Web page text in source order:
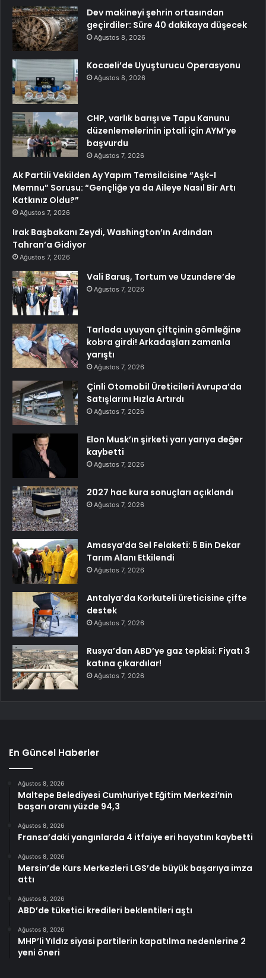
Dev makineyi şehrin ortasından
geçirdiler: Süre 40 dakikaya düşecek
Ağustos 8, 2026
Kocaeli’de Uyuşturucu Operasyonu
Ağustos 8, 2026
CHP, varlık barışı ve Tapu Kanunu
düzenlemelerinin iptali için AYM’ye
başvurdu
Ağustos 7, 2026
Ak Partili Vekilden Ay Yapım Temsilcisine “Aşk-I
Memnu” Sorusu: “Gençliğe ya da Aileye Nasıl Bir Artı
Katkınız Oldu?”
Ağustos 7, 2026
Irak Başbakanı Zeydi, Washington’ın Ardından
Tahran’a Gidiyor
Ağustos 7, 2026
Vali Baruş, Tortum ve Uzundere’de
Ağustos 7, 2026
Tarlada uyuyan çiftçinin gömleğine
kobra girdi! Arkadaşları zamanla
yarıştı
Ağustos 7, 2026
Çinli Otomobil Üreticileri Avrupa’da
Satışlarını Hızla Artırdı
Ağustos 7, 2026
Elon Musk’ın şirketi yarı yarıya değer
kaybetti
Ağustos 7, 2026
2027 hac kura sonuçları açıklandı
Ağustos 7, 2026
Amasya’da Sel Felaketi: 5 Bin Dekar
Tarım Alanı Etkilendi
Ağustos 7, 2026
Antalya’da Korkuteli üreticisine çifte
destek
Ağustos 7, 2026
Rusya’dan ABD’ye gaz tepkisi: Fiyatı 3
katına çıkardılar!
Ağustos 7, 2026
En Güncel Haberler
Ağustos 8, 2026
Maltepe Belediyesi Cumhuriyet Eğitim Merkezi’nin
başarı oranı yüzde 94,3
Ağustos 8, 2026
Fransa’daki yangınlarda 4 itfaiye eri hayatını kaybetti
Ağustos 8, 2026
Mersin’de Kurs Merkezleri LGS’de büyük başarıya imza
attı
Ağustos 8, 2026
ABD’de tüketici kredileri beklentileri aştı
Ağustos 8, 2026
MHP’li Yıldız siyasi partilerin kapatılma nedenlerine 2
yeni öneri